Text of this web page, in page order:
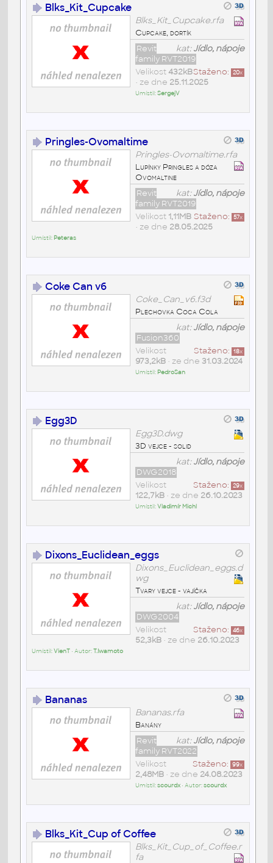
Blks_Kit_Cupcake
Blks_Kit_Cupcake.rfa
Cupcake, dortík
kat:Jídlo, nápoje
Revit
family RVT2019
Staženo: 20x
Velikost 432kB
• ze dne 25.11.2025
Umístil:SergejV
Pringles-Ovomaltime
Pringles-Ovomaltime.rfa
Lupínky Pringles a dóza
Ovomaltine
kat:Jídlo, nápoje
Revit
family RVT2019
Staženo: 57x
Velikost 1,11MB
• ze dne 28.05.2025
Umístil: Peteras
Coke Can v6
Coke_Can_v6.f3d
Plechovka Coca Cola
kat:Jídlo, nápoje
Fusion360
Staženo: 18x
Velikost
973,2kB• ze dne 31.03.2024
Umístil: PedroSan
Egg3D
Egg3D.dwg
3D vejce - solid
kat:Jídlo, nápoje
DWG2018
Staženo: 29x
Velikost
122,7kB• ze dne 26.10.2023
Umístil:Vladimír Michl
Dixons_Euclidean_eggs
Dixons_Euclidean_eggs.d
wg
Tvary vejce - vajíčka
kat:Jídlo, nápoje
DWG2004
Staženo: 46x
Velikost
52,3kB• ze dne 26.10.2023
Umístil:VienT• Autor:T.Iwamoto
Bananas
Bananas.rfa
Banány
kat:Jídlo, nápoje
Revit
family RVT2022
Staženo: 99x
Velikost
2,48MB• ze dne 24.08.2023
Umístil:scourdx• Autor:scourdx
Blks_Kit_Cup of Coffee
Blks_Kit_Cup_of_Coffee.r
fa